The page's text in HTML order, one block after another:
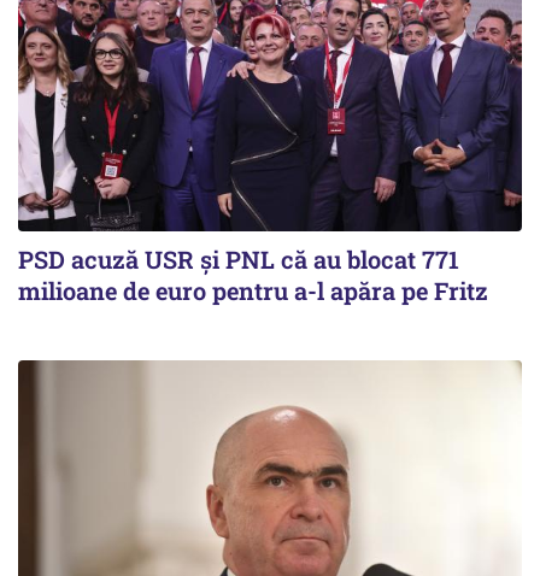
PSD acuză USR și PNL că au blocat 771
milioane de euro pentru a-l apăra pe Fritz